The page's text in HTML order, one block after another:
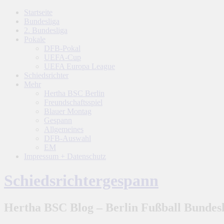
Startseite
Bundesliga
2. Bundesliga
Pokale
DFB-Pokal
UEFA-Cup
UEFA Europa League
Schiedsrichter
Mehr
Hertha BSC Berlin
Freundschaftsspiel
Blauer Montag
Gespann
Allgemeines
DFB-Auswahl
EM
Impressum + Datenschutz
Schiedsrichtergespann
Hertha BSC Blog – Berlin Fußball